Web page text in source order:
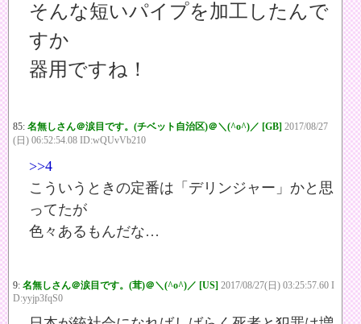
そんな短いパイプを加工したんで
すか
器用ですね！
85: 名無しさん＠涙目です。(チベット自治区)＠＼(^o^)／ [GB] 2017/08/27
(日) 06:52:54.08 ID:wQUvVb210
>>4
こういうときの定番は「デリンジャー」かと思
ってたが
色々あるもんだな…
9: 名無しさん＠涙目です。(茸)＠＼(^o^)／ [US] 2017/08/27(日) 03:25:57.60 I
D:yyjp3fqS0